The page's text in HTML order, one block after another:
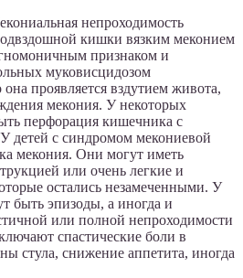
непроходимость
кишки вязким меконием
признаком и
муковисцидозом
проявляется вздутием живота,
мекония. У некоторых
перфорация кишечника с
детей с синдромом мекониевой
мекония. Они могут иметь
или очень легкие и
остались незамеченными. У
быть эпизоды, а иногда и
или полной непроходимости
спастические боли в
стула, снижение аппетита, иногда